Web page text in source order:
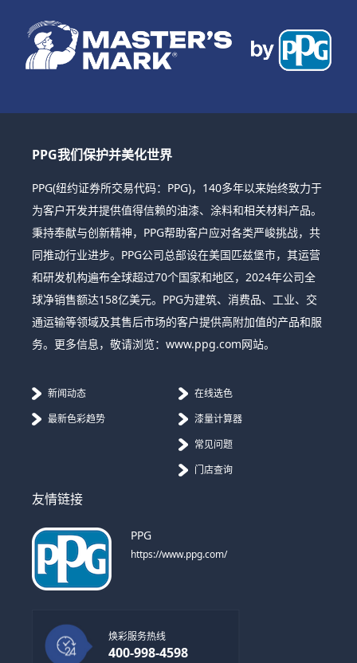
PPG我们保护并美化世界
PPG(纽约证券所交易代码：PPG)，140多年以来始终致力于
为客户开发并提供值得信赖的油漆、涂料和相关材料产品。
秉持奉献与创新精神，PPG帮助客户应对各类严峻挑战，共
同推动行业进步。PPG公司总部设在美国匹兹堡市，其运营
和研发机构遍布全球超过70个国家和地区，2024年公司全
球净销售额达158亿美元。PPG为建筑、消费品、工业、交
通运输等领域及其售后市场的客户提供高附加值的产品和服
务。更多信息，敬请浏览：www.ppg.com网站。
新闻动态
最新色彩趋势
在线选色
漆量计算器
常见问题
门店查询
友情链接
PPG
https://www.ppg.com/
焕彩服务热线
400-998-4598